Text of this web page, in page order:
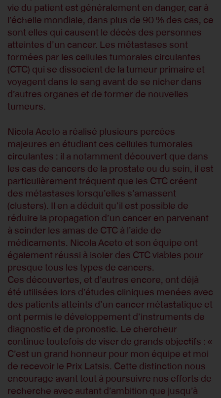
vie du patient est généralement en danger, car à
l’échelle mondiale, dans plus de 90 % des cas, ce
sont elles qui causent le décès des personnes
atteintes d’un cancer. Les métastases sont
formées par les cellules tumorales circulantes
(CTC) qui se dissocient de la tumeur primaire et
voyagent dans le sang avant de se nicher dans
d’autres organes et de former de nouvelles
tumeurs.
Nicola Aceto a réalisé plusieurs percées
majeures en étudiant ces cellules tumorales
circulantes : il a notamment découvert que dans
les cas de cancers de la prostate ou du sein, il est
particulièrement fréquent que les CTC créent
des métastases lorsqu’elles s’amassent
(clusters). Il en a déduit qu’il est possible de
réduire la propagation d’un cancer en parvenant
à scinder les amas de CTC à l’aide de
médicaments. Nicola Aceto et son équipe ont
également réussi à isoler des CTC viables pour
presque tous les types de cancers.
Ces découvertes, et d’autres encore, ont déjà
été utilisées lors d’études cliniques menées avec
des patients atteints d’un cancer métastatique et
ont permis le développement d’instruments de
diagnostic et de pronostic. Le chercheur
continue toutefois de viser de grands objectifs : «
C’est un grand honneur pour mon équipe et moi
de recevoir le Prix Latsis. Cette distinction nous
encourage avant tout à poursuivre nos efforts de
recherche avec autant d’ambition que jusqu’à